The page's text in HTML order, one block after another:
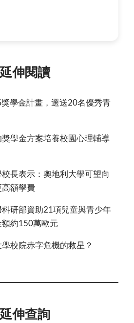
延伸閱讀
學金計畫，選送20名優秀青
學金方案培養校園心理輔導
長表示：奧地利大學可望向
高額學費
研部資助21項兒童與青少年
約150萬歐元
校院赤字危機的救星？
延伸查詢